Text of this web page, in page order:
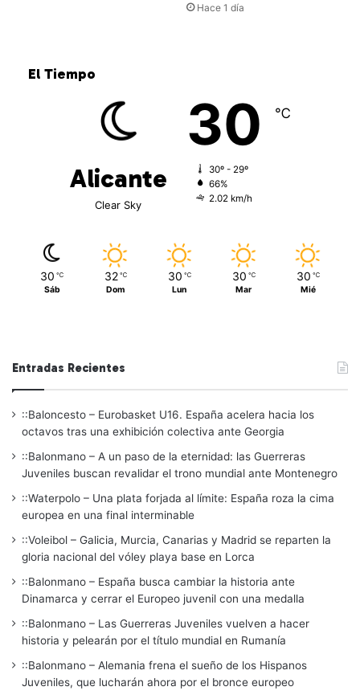
Hace 1 día
El Tiempo
Alicante
Clear Sky
30 ℃
30º - 29º
66%
2.02 km/h
30 ℃
Sáb
32 ℃
Dom
30 ℃
Lun
30 ℃
Mar
30 ℃
Mié
Entradas Recientes
::Baloncesto – Eurobasket U16. España acelera hacia los
octavos tras una exhibición colectiva ante Georgia
::Balonmano – A un paso de la eternidad: las Guerreras
Juveniles buscan revalidar el trono mundial ante Montenegro
::Waterpolo – Una plata forjada al límite: España roza la cima
europea en una final interminable
::Voleibol – Galicia, Murcia, Canarias y Madrid se reparten la
gloria nacional del vóley playa base en Lorca
::Balonmano – España busca cambiar la historia ante
Dinamarca y cerrar el Europeo juvenil con una medalla
::Balonmano – Las Guerreras Juveniles vuelven a hacer
historia y pelearán por el título mundial en Rumanía
::Balonmano – Alemania frena el sueño de los Hispanos
Juveniles, que lucharán ahora por el bronce europeo